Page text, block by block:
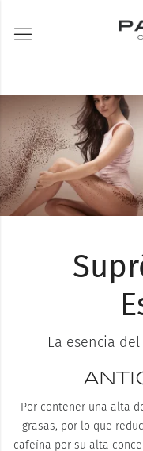
La esencia
Por contener una alta
grasas, por lo que
cafeína por su alta